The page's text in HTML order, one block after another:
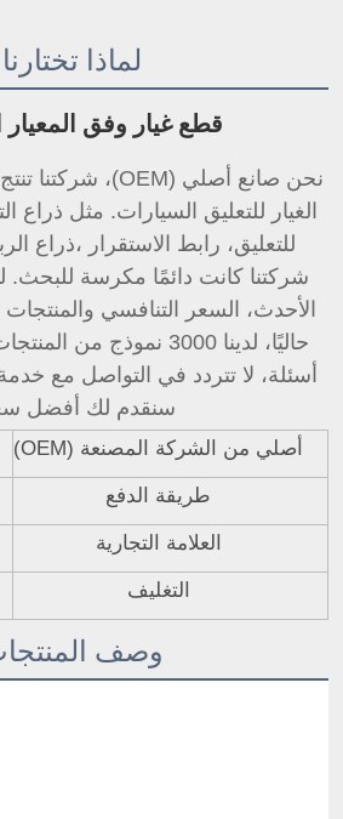
لماذا تختارنا
قطع غيار وفق المعيار
للتعليق، رابط الاستقرار
سنقدم لك أفضل
أصلي من الشركة المصنعة (OEM)
طريقة الدفع
العلامة التجارية
التغليف
وصف